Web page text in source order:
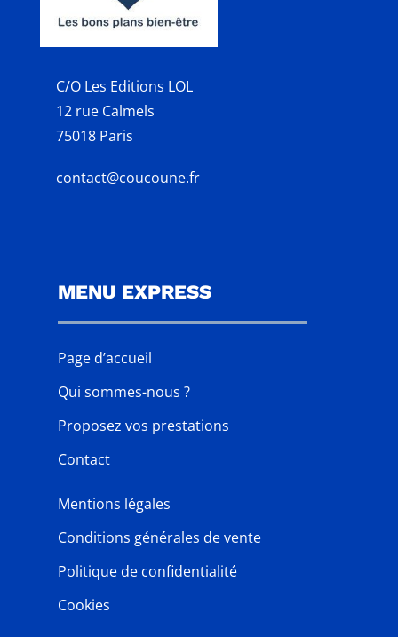
C/O Les Editions LOL
12 rue Calmels
75018 Paris
contact@coucoune.fr
MENU EXPRESS
Page d’accueil
Qui sommes-nous ?
Proposez vos prestations
Contact
Mentions légales
Conditions générales de vente
Politique de confidentialité
Cookies